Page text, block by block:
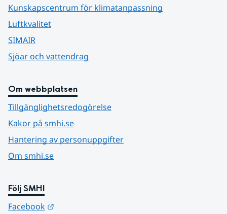
Kunskapscentrum för klimatanpassning
Luftkvalitet
SIMAIR
Sjöar och vattendrag
Om webbplatsen
Tillgänglighetsredogörelse
Kakor på smhi.se
Hantering av personuppgifter
Om smhi.se
Följ SMHI
Facebook